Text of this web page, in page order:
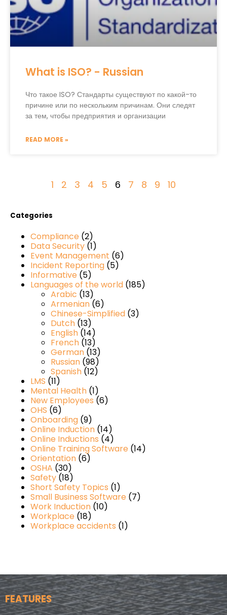
What is ISO? - Russian
Что такое ISO? Стандарты существуют по какой-то
причине или по нескольким причинам. Они следят
за тем, чтобы предприятия и организации
READ MORE »
1 2 3 4 5 6 7 8 9 10
Categories
Compliance (2)
Data Security (1)
Event Management (6)
Incident Reporting (5)
Informative (5)
Languages of the world (185)
Arabic (13)
Armenian (6)
Chinese-Simplified (3)
Dutch (13)
English (14)
French (13)
German (13)
Russian (98)
Spanish (12)
LMS (11)
Mental Health (1)
New Employees (6)
OHS (6)
Onboarding (9)
Online Induction (14)
Online Inductions (4)
Online Training Software (14)
Orientation (6)
OSHA (30)
Safety (18)
Short Safety Topics (1)
Small Business Software (7)
Work Induction (10)
Workplace (18)
Workplace accidents (1)
FEATURES